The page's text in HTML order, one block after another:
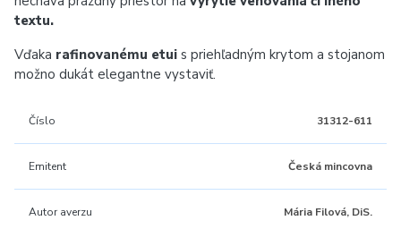
textu.
Vďaka rafinovanému etui s priehľadným krytom a stojanom
možno dukát elegantne vystaviť.
Číslo 31312-611
Emitent Česká mincovna
Autor averzu Mária Filová, DiS.